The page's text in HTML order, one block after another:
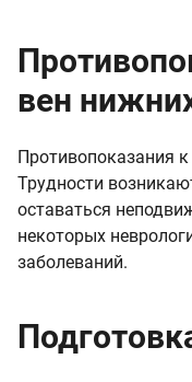
вен
Противопоказания
Трудности
оставаться
некоторых
заболеваний.